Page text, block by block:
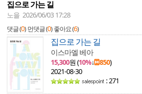
집으로 가는 길
노을 2026/06/03 17:28
댓글 (0) 먼댓글 (0) 좋아요 (6)
집으로 가는 길
이스마엘 베아
15,300원 (10%↓ 850)
2021-08-30
: 271